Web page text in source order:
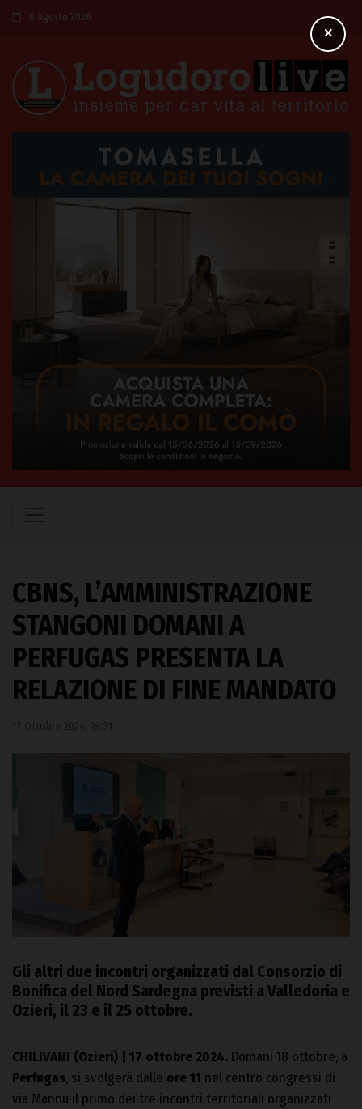
6 Agosto 2026
CBNS, L’AMMINISTRAZIONE
STANGONI DOMANI A
PERFUGAS PRESENTA LA
RELAZIONE DI FINE MANDATO
Gli altri due incontri organizzati dal Consorzio di
Bonifica del Nord Sardegna previsti a Valledoria e
Ozieri, il 23 e il 25 ottobre.
CHILIVANI (Ozieri) | 17 ottobre 2024. Domani 18 ottobre, a
Perfugas, si svolgerà dalle ore 11 nel centro congressi di
via Mannu il primo dei tre incontri territoriali organizzati
×